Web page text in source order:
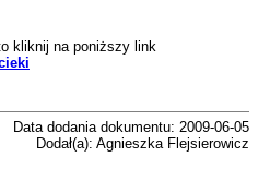
kliknij na poniższy link
Data dodania dokumentu: 2009-06-05
Dodał(a): Agnieszka Flejsierowicz